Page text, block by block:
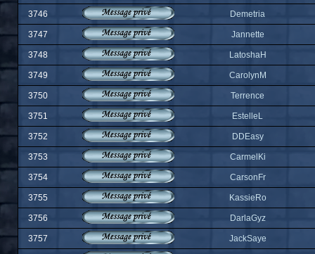
3746 Demetria
3747 Jannette
3748 LatoshaH
3749 CarolynM
3750 Terrence
3751 EstelleL
3752 DDEasy
3753 CarmelKi
3754 CarsonFr
3755 KassieRo
3756 DarlaGyz
3757 JackSaye